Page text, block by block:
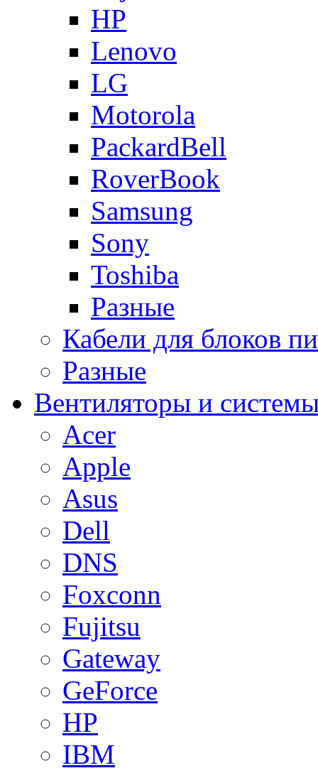
HP
Lenovo
LG
Motorola
PackardBell
RoverBook
Samsung
Sony
Toshiba
Разные
Кабели для блоков
Разные
Вентиляторы и
Acer
Apple
Asus
Dell
DNS
Foxconn
Fujitsu
Gateway
GeForce
HP
IBM